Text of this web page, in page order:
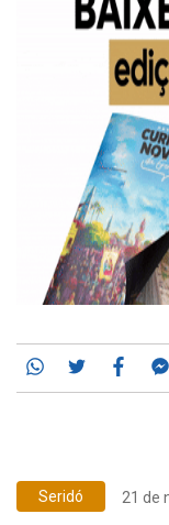
Whatsapp
Twitter
Seridó 21 de